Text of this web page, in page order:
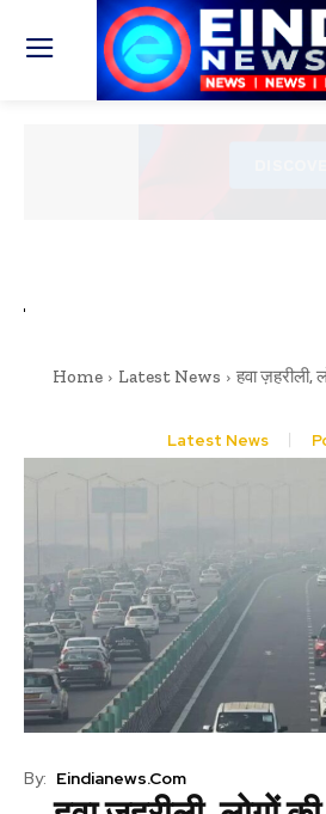
Home Latest News हवा ज़हरीली,
Latest News
By: Eindianews.com